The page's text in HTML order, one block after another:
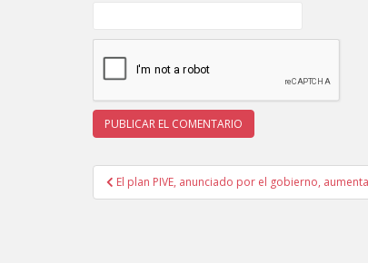
Navegación
de
El plan PIVE, anunciado por el gobierno,